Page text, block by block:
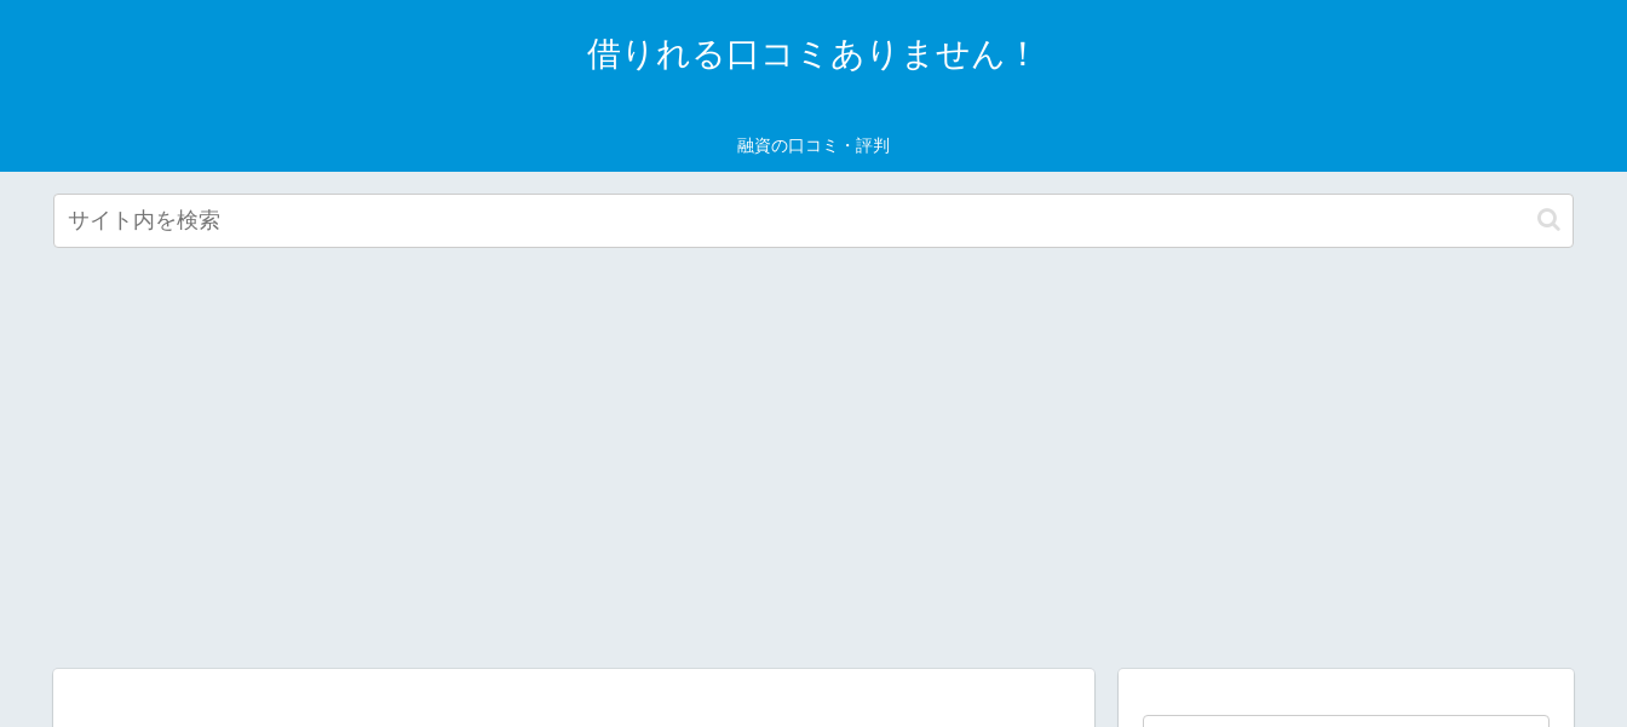
借りれる口コミありません！
融資の口コミ・評判